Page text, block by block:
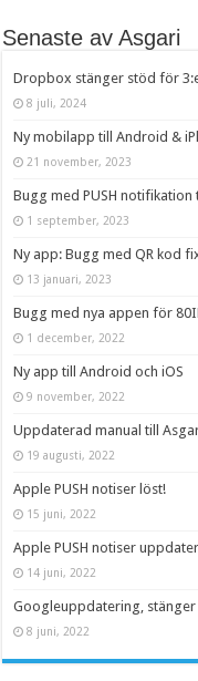
Senaste av Asgari
Dropbox stänger stöd för
8 juli, 2024
Ny mobilapp till Android &
21 november, 2023
Bugg med PUSH notifikation
1 september, 2023
Ny app: Bugg med QR kod
13 januari, 2023
Bugg med nya appen för
1 december, 2022
Ny app till Android och iOS
9 november, 2022
Uppdaterad manual till
19 augusti, 2022
Apple PUSH notiser löst!
15 juni, 2022
Apple PUSH notiser
14 juni, 2022
Googleuppdatering, stänger
8 juni, 2022